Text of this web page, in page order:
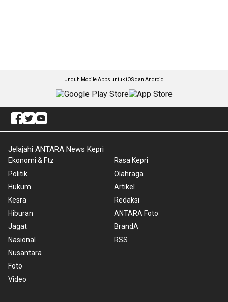
Unduh Mobile Apps untuk iOS dan Android
Jelajahi ANTARA News Kepri
Ekonomi & Ftz
Politik
Hukum
Kesra
Hiburan
Jagat
Nasional
Nusantara
Foto
Video
Rasa Kepri
Olahraga
Artikel
Redaksi
ANTARA Foto
BrandA
RSS